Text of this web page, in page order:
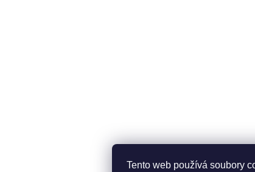
Tento web používá soubory